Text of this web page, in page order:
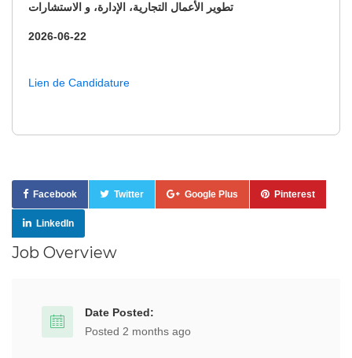
تطوير الأعمال التجارية، الإدارة، و الاستشارات
2026-06-22
Lien de Candidature
Facebook Twitter Google Plus Pinterest
LinkedIn
Job Overview
Date Posted:
Posted 2 months ago